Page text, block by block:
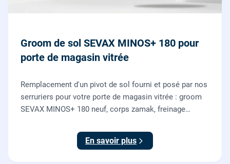
Groom de sol SEVAX MINOS+ 180 pour
porte de magasin vitrée
Remplacement d'un pivot de sol fourni et posé par nos
serruriers pour votre porte de magasin vitrée : groom
SEVAX MINOS+ 180 neuf, corps zamak, freinage
sol, réglage et essais. 995 euros HT (1194 TTC).
En savoir plus